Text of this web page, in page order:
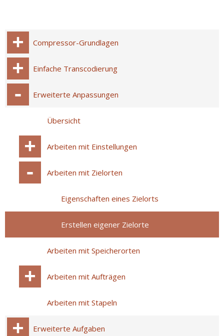
Compressor-Grundlagen
Einfache Transcodierung
Erweiterte Anpassungen
Übersicht
Arbeiten mit Einstellungen
Arbeiten mit Zielorten
Eigenschaften eines Zielorts
Erstellen eigener Zielorte
Arbeiten mit Speicherorten
Arbeiten mit Aufträgen
Arbeiten mit Stapeln
Erweiterte Aufgaben